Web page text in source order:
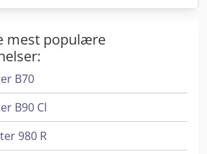
mest populære
B70
B90 Cl
980 R